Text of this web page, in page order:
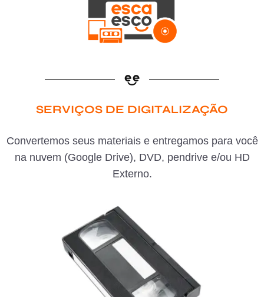
SERVIÇOS DE DIGITALIZAÇÃO
Convertemos seus materiais e entregamos para você
na nuvem (Google Drive), DVD, pendrive e/ou HD
Externo.